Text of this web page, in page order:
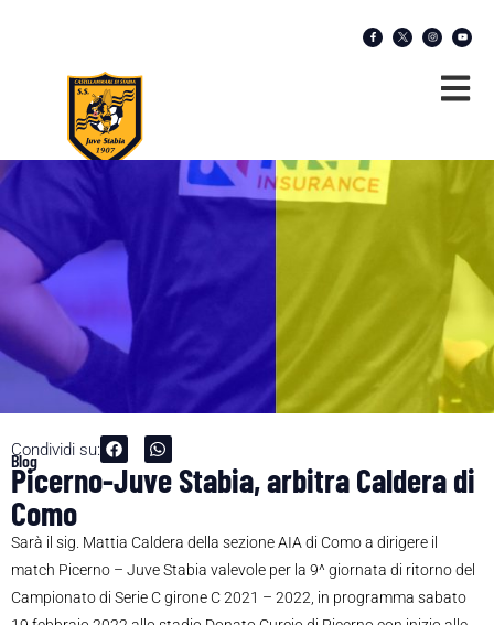
Condividi su:
Blog
Picerno-Juve Stabia, arbitra Caldera di
Como
Sarà il sig. Mattia Caldera della sezione AIA di Como a dirigere il
match Picerno – Juve Stabia valevole per la 9^ giornata di ritorno del
Campionato di Serie C girone C 2021 – 2022, in programma sabato